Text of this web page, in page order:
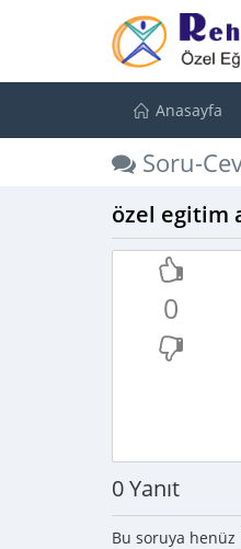
Anasayfa
Soru-
özel egitim
0
0 Yanıt
Bu soruya